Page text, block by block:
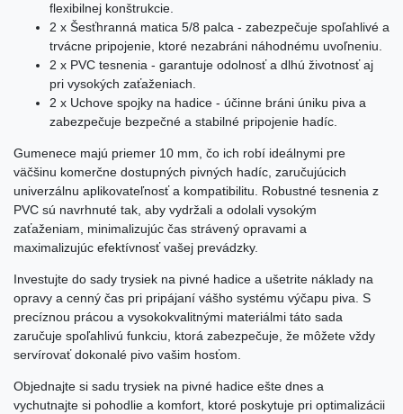
flexibilnej konštrukcie.
2 x Šesťhranná matica 5/8 palca - zabezpečuje spoľahlivé a
trvácne pripojenie, ktoré nezabráni náhodnému uvoľneniu.
2 x PVC tesnenia - garantuje odolnosť a dlhú životnosť aj
pri vysokých zaťaženiach.
2 x Uchove spojky na hadice - účinne bráni úniku piva a
zabezpečuje bezpečné a stabilné pripojenie hadíc.
Gumenece majú priemer 10 mm, čo ich robí ideálnymi pre
väčšinu komerčne dostupných pivných hadíc, zaručujúcich
univerzálnu aplikovateľnosť a kompatibilitu. Robustné tesnenia z
PVC sú navrhnuté tak, aby vydržali a odolali vysokým
zaťaženiam, minimalizujúc čas strávený opravami a
maximalizujúc efektívnosť vašej prevádzky.
Investujte do sady trysiek na pivné hadice a ušetrite náklady na
opravy a cenný čas pri pripájaní vášho systému výčapu piva. S
precíznou prácou a vysokokvalitnými materiálmi táto sada
zaručuje spoľahlivú funkciu, ktorá zabezpečuje, že môžete vždy
servírovať dokonalé pivo vašim hosťom.
Objednajte si sadu trysiek na pivné hadice ešte dnes a
vychutnajte si pohodlie a komfort, ktoré poskytuje pri optimalizácii